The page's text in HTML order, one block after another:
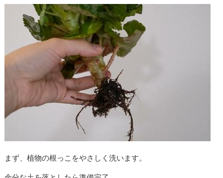
まず、植物の根っこをやさしく洗います。